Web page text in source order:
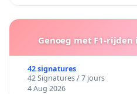
Genoeg met F1-rijden
42 signatures
42 Signatures / 7 jours
4 Aug 2026